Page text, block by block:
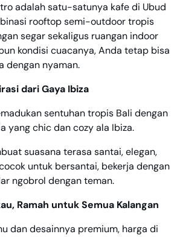
adalah satu-satunya kafe di Ubud
rooftop semi-outdoor tropis
segar sekaligus ruangan indoor
kondisi cuacanya, Anda tetap bisa
dengan nyaman.
dari Gaya Ibiza
sentuhan tropis Bali dengan
yang chic dan cozy ala Ibiza.
suasana terasa santai, elegan,
untuk bersantai, bekerja dengan
ngobrol dengan teman.
Ramah untuk Semua Kalangan
dan desainnya premium, harga di